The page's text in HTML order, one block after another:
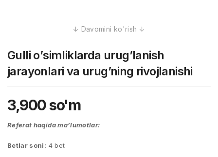
Gulli о’simliklarda urug’lanish
jarayonlari va urug’ning rivojlanishi
3,900so'm
Referat haqida ma’lumotlar:
Betlar soni: 4 bet